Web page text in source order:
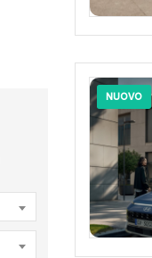
NUOVO